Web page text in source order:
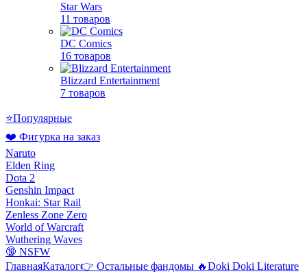
Star Wars
11 товаров
DC Comics
16 товаров
Blizzard Entertainment
7 товаров
⭐Популярные
❤️ Фигурка на заказ
Naruto
Elden Ring
Dota 2
Genshin Impact
Honkai: Star Rail
Zenless Zone Zero
World of Warcraft
Wuthering Waves
🔞 NSFW
ГлавнаяКаталог👉 Остальные фандомы 🔥Doki Doki Literature